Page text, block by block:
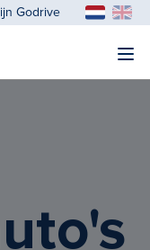
Godrive